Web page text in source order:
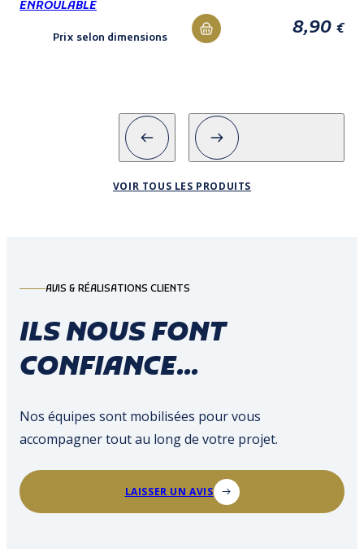
ENROULABLE
Prix selon dimensions 8,90 €
VOIR TOUS LES PRODUITS
AVIS & RÉALISATIONS CLIENTS
ILS NOUS FONT
CONFIANCE...
Nos équipes sont mobilisées pour vous
accompagner tout au long de votre projet.
LAISSER UN AVIS